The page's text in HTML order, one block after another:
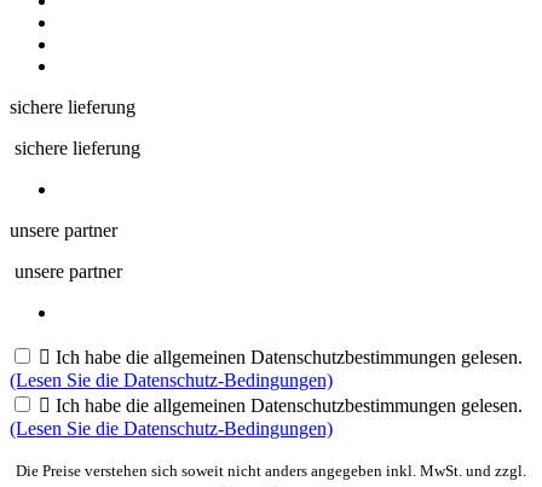
sichere lieferung
sichere lieferung
unsere partner
unsere partner
 Ich habe die allgemeinen Datenschutzbestimmungen gelesen.
(Lesen Sie die Datenschutz-Bedingungen)
 Ich habe die allgemeinen Datenschutzbestimmungen gelesen.
(Lesen Sie die Datenschutz-Bedingungen)
Die Preise verstehen sich soweit nicht anders angegeben inkl. MwSt. und zzgl.